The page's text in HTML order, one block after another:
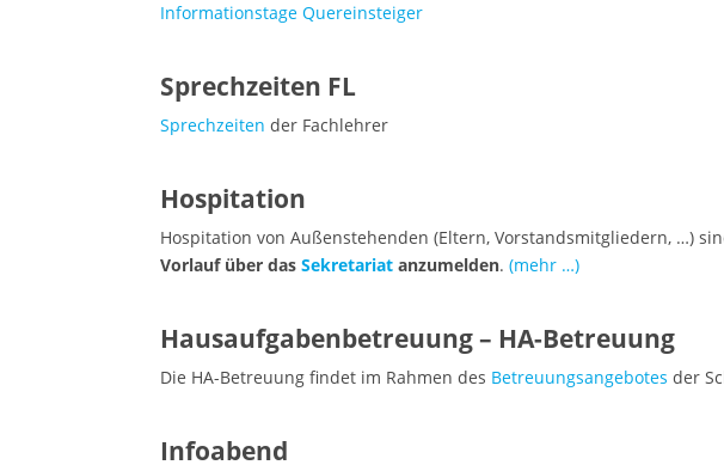
Informationstage Quereinsteiger
Sprechzeiten FL
Sprechzeiten der Fachlehrer
Hospitation
Hospitation von Außenstehenden (Eltern, Vorstandsmitgliedern, …)
Vorlauf über dasSekretariat anzumelden.(mehr …)
Hausaufgabenbetreuung – HA-Betreuung
Die HA-Betreuung findet im Rahmen des Betreuungsangebotes der
Infoabend